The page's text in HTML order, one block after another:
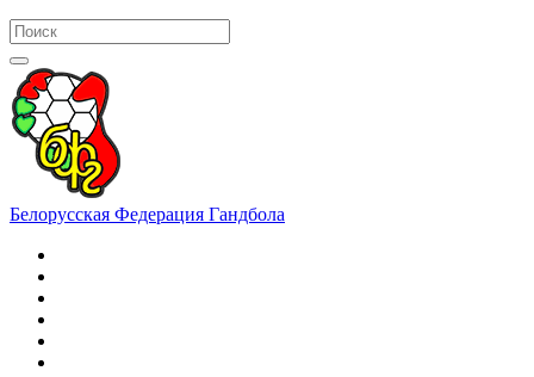
Белорусская Федерация Гандбола